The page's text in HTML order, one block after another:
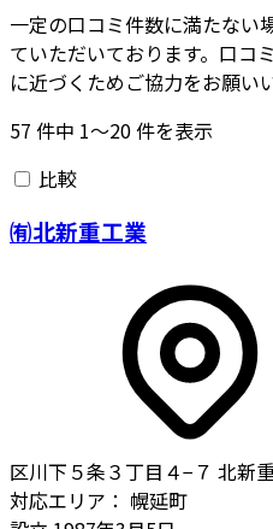
一定の口コミ件数に満たない
ていただいております。口コ
に近づくためご協力をお願い
57 件中 1〜20件を表示
比較
㈲北新重工業
区川下５条３丁目４−７ 北新
対応エリア： 幌延町